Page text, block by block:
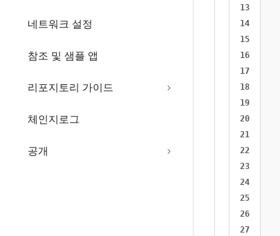
네트워크 설정
참조 및 샘플 앱
리포지토리 가이드
체인지로그
공개
13
14
15
16
17
18
19
20
21
22
23
24
25
26
27